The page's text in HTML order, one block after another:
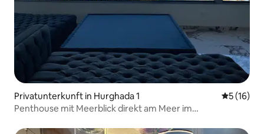
Privatunterkunft in Hurghada 1
5 (16)
Penthouse mit Meerblick direkt am Meer im